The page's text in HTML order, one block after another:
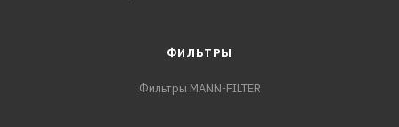
ФИЛЬТРЫ
Фильтры MANN-FILTER